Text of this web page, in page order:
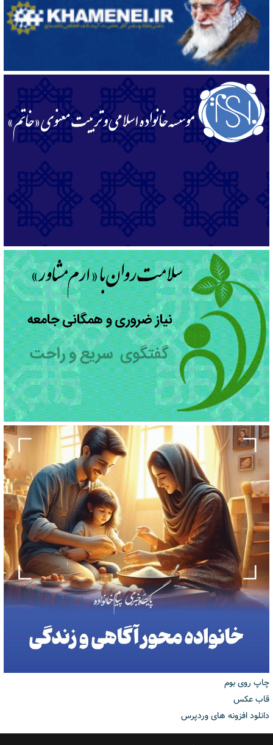
چاپ روی بوم
قاب عکس
دانلود افزونه های وردپرس